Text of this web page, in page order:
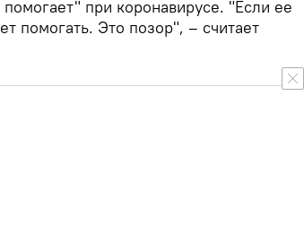
при коронавирусе. "Если ее
помогать. Это позор", – считает